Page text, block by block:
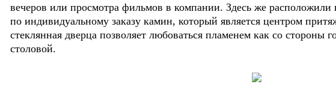
вечеров или просмотра фильмов в компании. Здесь же
по индивидуальному заказу камин, который является центром
стеклянная дверца позволяет любоваться пламенем как со стороны
столовой.